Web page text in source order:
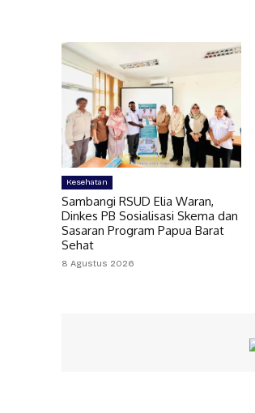
Kesehatan
Sambangi RSUD Elia Waran,
Dinkes PB Sosialisasi Skema dan
Sasaran Program Papua Barat
Sehat
8 Agustus 2026